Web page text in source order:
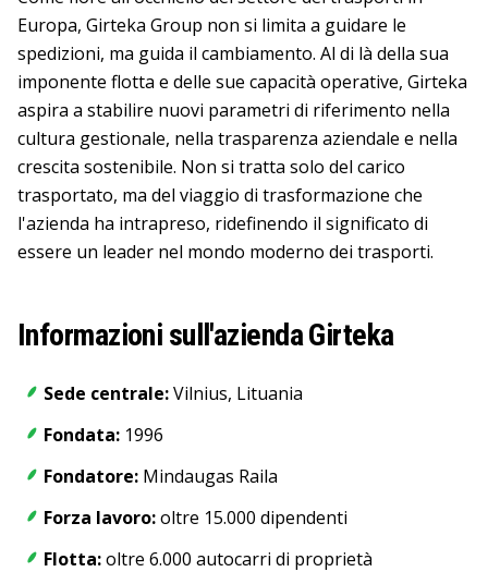
Europa, Girteka Group non si limita a guidare le
spedizioni, ma guida il cambiamento. Al di là della sua
imponente flotta e delle sue capacità operative, Girteka
aspira a stabilire nuovi parametri di riferimento nella
cultura gestionale, nella trasparenza aziendale e nella
crescita sostenibile. Non si tratta solo del carico
trasportato, ma del viaggio di trasformazione che
l'azienda ha intrapreso, ridefinendo il significato di
essere un leader nel mondo moderno dei trasporti.
Informazioni sull'azienda Girteka
Sede centrale:Vilnius, Lituania
Fondata: 1996
Fondatore: Mindaugas Raila
Forza lavoro:oltre 15.000 dipendenti
Flotta:oltre 6.000 autocarri di proprietà